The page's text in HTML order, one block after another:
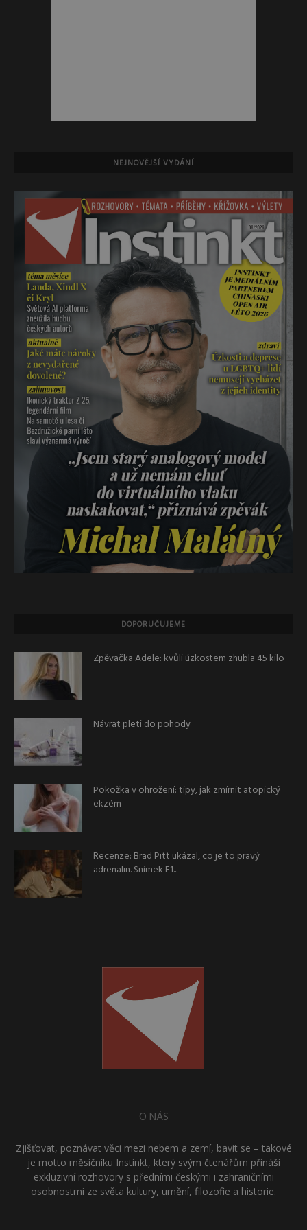
NEJNOVĚJŠÍ VYDÁNÍ
DOPORUČUJEME
Zpěvačka Adele: kvůli úzkostem zhubla 45 kilo
Návrat pleti do pohody
Pokožka v ohrožení: tipy, jak zmírnit atopický
ekzém
Recenze: Brad Pitt ukázal, co je to pravý
adrenalin. Snímek F1...
O NÁS
Zjišťovat, poznávat věci mezi nebem a zemí, bavit se – takové
je motto měsíčníku Instinkt, který svým čtenářům přináší
exkluzivní rozhovory s předními českými i zahraničními
osobnostmi ze světa kultury, umění, filozofie a historie.